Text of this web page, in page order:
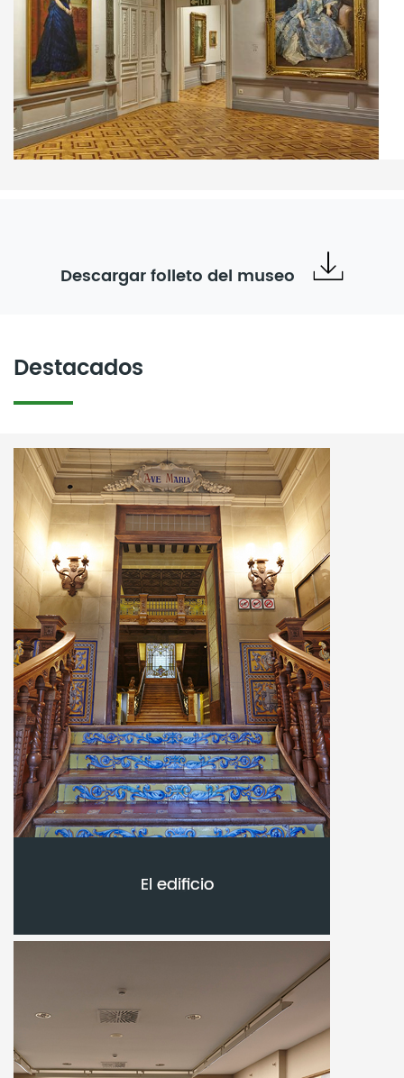
Descargar folleto del museo
Destacados